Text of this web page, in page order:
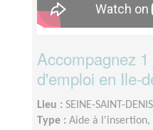
Accompagnez
d'emploi en Ile-
Lieu : SEINE-SAINT-
Type : Aide à l'insertion,